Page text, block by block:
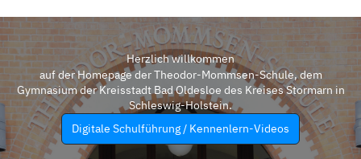
Herzlich willkommen
auf der Homepage der Theodor-Mommsen-Schule, dem
Gymnasium der Kreisstadt Bad Oldesloe des Kreises Stormarn in
Schleswig-Holstein.
Digitale Schulführung / Kennenlern-Videos